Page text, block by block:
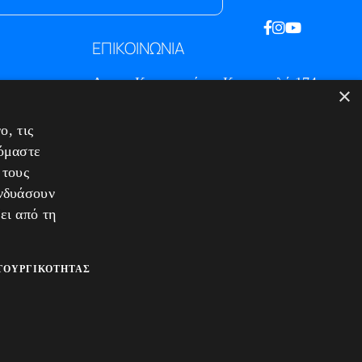
Ακυρώσεων
ΕΠΙΚΟΙΝΩΝΙΑ
Λεωφ. Κωνσταντίνου Καραμανλή 174
×
τις
από τη